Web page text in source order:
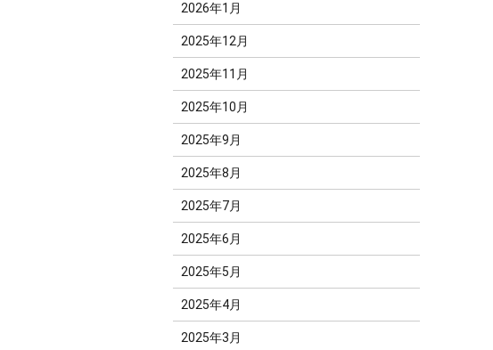
2026年1月
2025年12月
2025年11月
2025年10月
2025年9月
2025年8月
2025年7月
2025年6月
2025年5月
2025年4月
2025年3月